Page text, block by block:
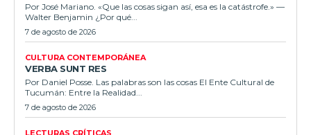
Por José Mariano. «Que las cosas sigan así, esa es la catástrofe.» —
Walter Benjamin ¿Por qué...
7 de agosto de 2026
CULTURA CONTEMPORÁNEA
VERBA SUNT RES
Por Daniel Posse. Las palabras son las cosas El Ente Cultural de
Tucumán: Entre la Realidad...
7 de agosto de 2026
LECTURAS CRÍTICAS